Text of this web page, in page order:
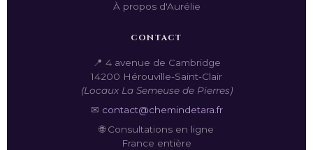
À propos d'Aurélie
CONTACT
📍 4 avenue de Cambridge
14200 Hérouville-Saint-Clair
(Locaux La Semeuse de Pierres)
✉ contact@chemindetara.fr
🌐 Consultations en ligne
France entière